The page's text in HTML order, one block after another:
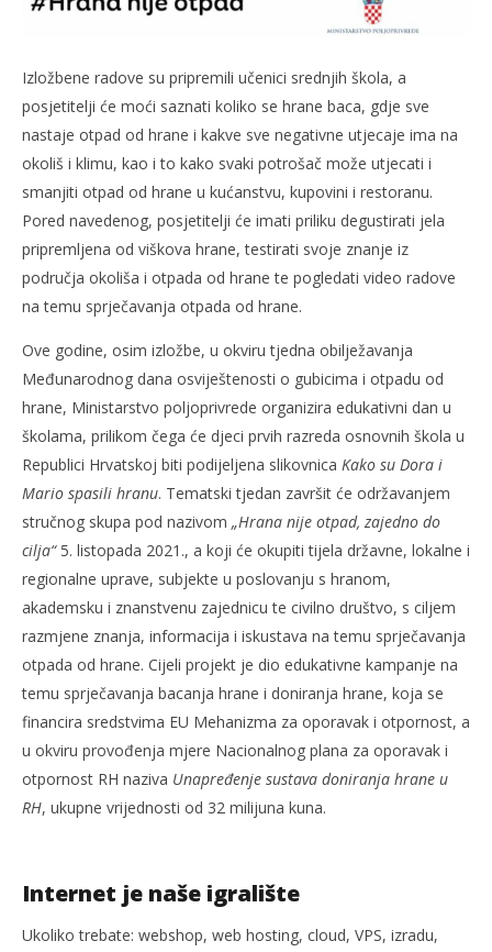
Izložbene radove su pripremili učenici srednjih škola, a
posjetitelji će moći saznati koliko se hrane baca, gdje sve
nastaje otpad od hrane i kakve sve negativne utjecaje ima na
okoliš i klimu, kao i to kako svaki potrošač može utjecati i
smanjiti otpad od hrane u kućanstvu, kupovini i restoranu.
Pored navedenog, posjetitelji će imati priliku degustirati jela
pripremljena od viškova hrane, testirati svoje znanje iz
područja okoliša i otpada od hrane te pogledati video radove
na temu sprječavanja otpada od hrane.
Ove godine, osim izložbe, u okviru tjedna obilježavanja
Međunarodnog dana osviještenosti o gubicima i otpadu od
hrane, Ministarstvo poljoprivrede organizira edukativni dan u
školama, prilikom čega će djeci prvih razreda osnovnih škola u
Republici Hrvatskoj biti podijeljena slikovnica Kako su Dora i
Mario spasili hranu. Tematski tjedan završit će održavanjem
stručnog skupa pod nazivom „Hrana nije otpad, zajedno do
cilja“5. listopada 2021., a koji će okupiti tijela državne, lokalne i
regionalne uprave, subjekte u poslovanju s hranom,
akademsku i znanstvenu zajednicu te civilno društvo, s ciljem
razmjene znanja, informacija i iskustava na temu sprječavanja
otpada od hrane. Cijeli projekt je dio edukativne kampanje na
temu sprječavanja bacanja hrane i doniranja hrane, koja se
financira sredstvima EU Mehanizma za oporavak i otpornost, a
u okviru provođenja mjere Nacionalnog plana za oporavak i
otpornost RH naziva Unapređenje sustava doniranja hrane u
RH, ukupne vrijednosti od 32 milijuna kuna.
Internet je naše igralište
Ukoliko trebate: webshop, web hosting, cloud, VPS, izradu,